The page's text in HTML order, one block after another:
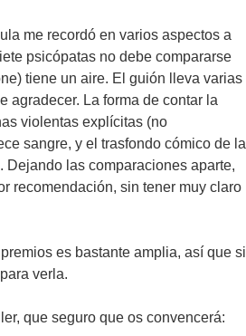
me recordó en varios aspectos a
psicópatas no debe compararse
tiene un aire. El guión lleva varias
agradecer. La forma de contar la
violentas explícitas (no
sangre, y el trasfondo cómico de la
Dejando las comparaciones aparte,
recomendación, sin tener muy claro
es bastante amplia, así que si
verla.
que seguro que os convencerá: